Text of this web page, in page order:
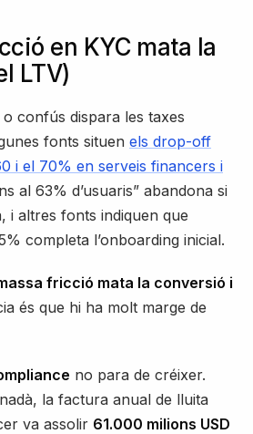
en KYC mata la
LTV)
confús dispara les taxes
fonts situen els drop-off
i el 70% en serveis financers i
al 63% d’usuaris” abandona si
i altres fonts indiquen que
completa l’onboarding inicial.
fricció mata la conversió i
és que hi ha molt marge de
no para de créixer.
la factura anual de lluita
va assolir 61.000 milions USD